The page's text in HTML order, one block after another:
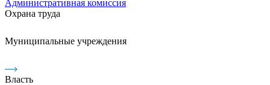
Административная комиссия
Охрана труда
Муниципальные учреждения
Власть